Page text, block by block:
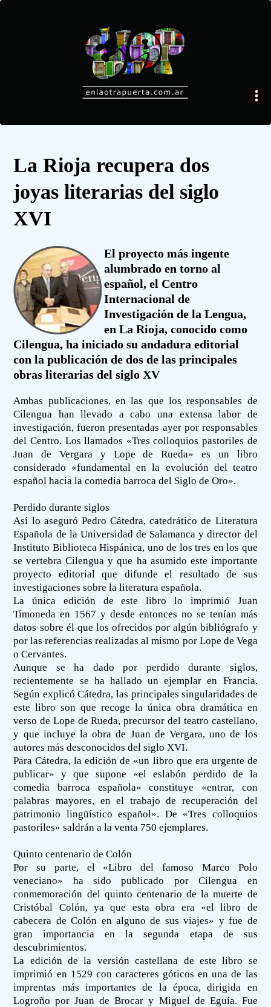
La Rioja recupera dos
joyas literarias del siglo
XVI
El proyecto más ingente
alumbrado en torno al
español, el Centro
Internacional de
Investigación de la Lengua,
en La Rioja, conocido como
Cilengua, ha iniciado su andadura editorial
con la publicación de dos de las principales
obras literarias del siglo XV
Ambas publicaciones, en las que los responsables de
Cilengua han llevado a cabo una extensa labor de
investigación, fueron presentadas ayer por responsables
del Centro. Los llamados «Tres colloquios pastoriles de
Juan de Vergara y Lope de Rueda» es un libro
considerado «fundamental en la evolución del teatro
español hacia la comedia barroca del Siglo de Oro».
Perdido durante siglos
Así lo aseguró Pedro Cátedra, catedrático de Literatura
Española de la Universidad de Salamanca y director del
Instituto Biblioteca Hispánica, uno de los tres en los que
se vertebra Cilengua y que ha asumido este importante
proyecto editorial que difunde el resultado de sus
investigaciones sobre la literatura española.
La única edición de este libro lo imprimió Juan
Timoneda en 1567 y desde entonces no se tenían más
datos sobre él que los ofrecidos por algún bibliógrafo y
por las referencias realizadas al mismo por Lope de Vega
o Cervantes.
Aunque se ha dado por perdido durante siglos,
recientemente se ha hallado un ejemplar en Francia.
Según explicó Cátedra, las principales singularidades de
este libro son que recoge la única obra dramática en
verso de Lope de Rueda, precursor del teatro castellano,
y que incluye la obra de Juan de Vergara, uno de los
autores más desconocidos del siglo XVI.
Para Cátedra, la edición de «un libro que era urgente de
publicar» y que supone «el eslabón perdido de la
comedia barroca española» constituye «entrar, con
palabras mayores, en el trabajo de recuperación del
patrimonio lingüístico español». De «Tres colloquios
pastoriles» saldrán a la venta 750 ejemplares.
Quinto centenario de Colón
Por su parte, el «Libro del famoso Marco Polo
veneciano» ha sido publicado por Cilengua en
conmemoración del quinto centenario de la muerte de
Cristóbal Colón, ya que esta obra era «el libro de
cabecera de Colón en alguno de sus viajes» y fue de
gran importancia en la segunda etapa de sus
descubrimientos.
La edición de la versión castellana de este libro se
imprimió en 1529 con caracteres góticos en una de las
imprentas más importantes de la época, dirigida en
Logroño por Juan de Brocar y Miguel de Eguía. Fue